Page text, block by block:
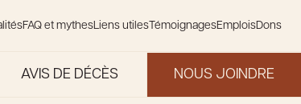
FAQ et mythesLiens utilesTémoignagesEmploisDons
AVIS DE DÉCÈS NOUS JOINDRE